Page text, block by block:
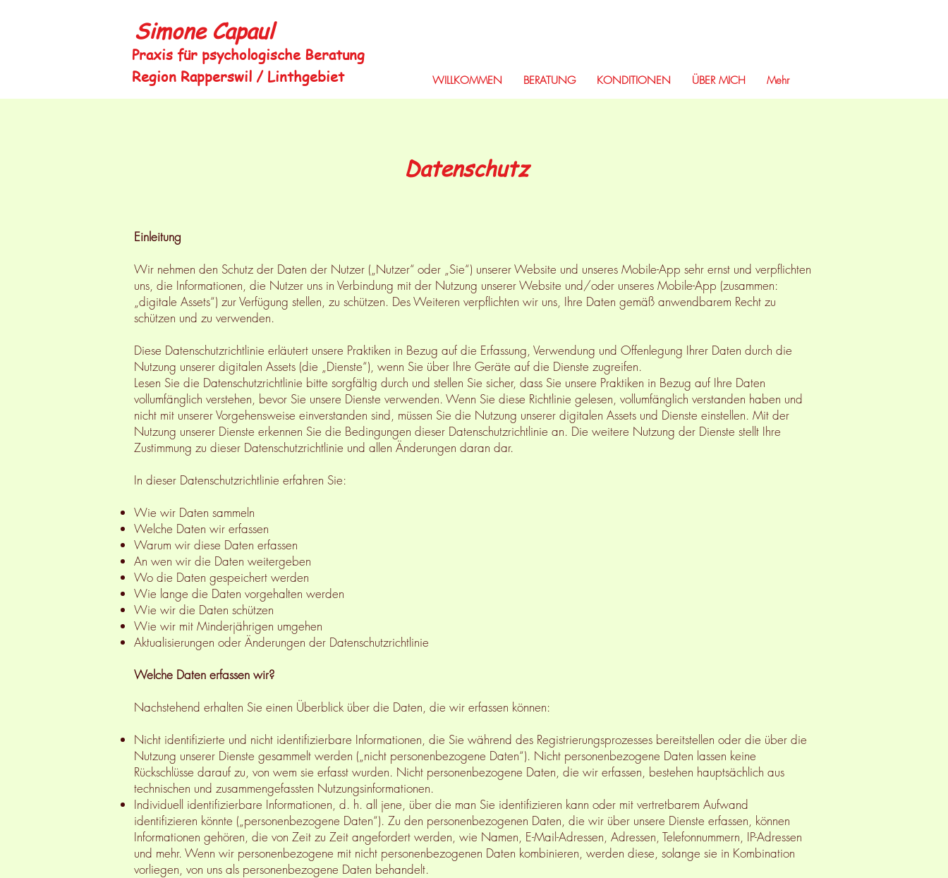
Simone Capaul
Praxis für psychologische Beratung
Region Rapperswil / Linthgebiet
WILLKOMMEN BERATUNG KONDITIONEN ÜBER MICH Mehr
Datenschutz
Einleitung
Wir nehmen den Schutz der Daten der Nutzer („Nutzer“ oder „Sie“) unserer Website und unseres Mobile-App sehr ernst und verpflichten
uns, die Informationen, die Nutzer uns in Verbindung mit der Nutzung unserer Website und/oder unseres Mobile-App (zusammen:
„digitale Assets“) zur Verfügung stellen, zu schützen. Des Weiteren verpflichten wir uns, Ihre Daten gemäß anwendbarem Recht zu
schützen und zu verwenden.
Diese Datenschutzrichtlinie erläutert unsere Praktiken in Bezug auf die Erfassung, Verwendung und Offenlegung Ihrer Daten durch die
Nutzung unserer digitalen Assets (die „Dienste“), wenn Sie über Ihre Geräte auf die Dienste zugreifen.
Lesen Sie die Datenschutzrichtlinie bitte sorgfältig durch und stellen Sie sicher, dass Sie unsere Praktiken in Bezug auf Ihre Daten
vollumfänglich verstehen, bevor Sie unsere Dienste verwenden. Wenn Sie diese Richtlinie gelesen, vollumfänglich verstanden haben und
nicht mit unserer Vorgehensweise einverstanden sind, müssen Sie die Nutzung unserer digitalen Assets und Dienste einstellen. Mit der
Nutzung unserer Dienste erkennen Sie die Bedingungen dieser Datenschutzrichtlinie an. Die weitere Nutzung der Dienste stellt Ihre
Zustimmung zu dieser Datenschutzrichtlinie und allen Änderungen daran dar.
In dieser Datenschutzrichtlinie erfahren Sie:
Wie wir Daten sammeln
Welche Daten wir erfassen
Warum wir diese Daten erfassen
An wen wir die Daten weitergeben
Wo die Daten gespeichert werden
Wie lange die Daten vorgehalten werden
Wie wir die Daten schützen
Wie wir mit Minderjährigen umgehen
Aktualisierungen oder Änderungen der Datenschutzrichtlinie
Welche Daten erfassen wir?
Nachstehend erhalten Sie einen Überblick über die Daten, die wir erfassen können:
Nicht identifizierte und nicht identifizierbare Informationen, die Sie während des Registrierungsprozesses bereitstellen oder die über die
Nutzung unserer Dienste gesammelt werden („nicht personenbezogene Daten“). Nicht personenbezogene Daten lassen keine
Rückschlüsse darauf zu, von wem sie erfasst wurden. Nicht personenbezogene Daten, die wir erfassen, bestehen hauptsächlich aus
technischen und zusammengefassten Nutzungsinformationen.
Individuell identifizierbare Informationen, d. h. all jene, über die man Sie identifizieren kann oder mit vertretbarem Aufwand
identifizieren könnte („personenbezogene Daten“). Zu den personenbezogenen Daten, die wir über unsere Dienste erfassen, können
Informationen gehören, die von Zeit zu Zeit angefordert werden, wie Namen, E-Mail-Adressen, Adressen, Telefonnummern, IP-Adressen
und mehr. Wenn wir personenbezogene mit nicht personenbezogenen Daten kombinieren, werden diese, solange sie in Kombination
vorliegen, von uns als personenbezogene Daten behandelt.